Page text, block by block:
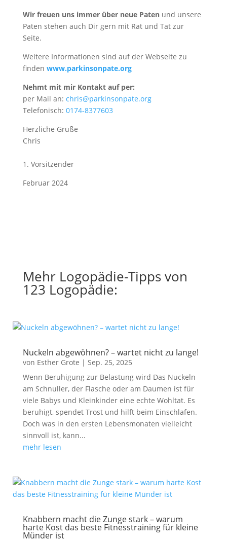
Wir freuen uns immer über neue Patenund unsere
Paten stehen auch Dir gern mit Rat und Tat zur
Seite.
Weitere Informationen sind auf der Webseite zu
finden www.parkinsonpate.org
Nehmt mit mir Kontakt auf per:
per Mail an: chris@parkinsonpate.org
Telefonisch: 0174-8377603
Herzliche Grüße
Chris
1. Vorsitzender
Februar 2024
Mehr Logopädie-Tipps von
123 Logopädie:
Nuckeln abgewöhnen? – wartet nicht zu lange!
von Esther Grote | Sep. 25, 2025
Wenn Beruhigung zur Belastung wird Das Nuckeln
am Schnuller, der Flasche oder am Daumen ist für
viele Babys und Kleinkinder eine echte Wohltat. Es
beruhigt, spendet Trost und hilft beim Einschlafen.
Doch was in den ersten Lebensmonaten vielleicht
sinnvoll ist, kann...
mehr lesen
Knabbern macht die Zunge stark – warum
harte Kost das beste Fitnesstraining für kleine
Münder ist